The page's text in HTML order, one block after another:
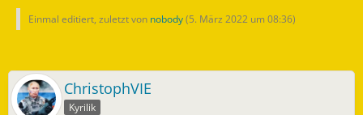
Einmal editiert, zuletzt von nobody(5. März 2022 um 08:36)
ChristophVIE
Kyrilik